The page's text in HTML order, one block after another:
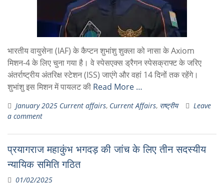
भारतीय वायुसेना (IAF) के कैप्टन शुभांशु शुक्ला को नासा के Axiom
मिशन-4 के लिए चुना गया है। वे स्पेसएक्स ड्रैगन स्पेसक्राफ्ट के जरिए
अंतर्राष्ट्रीय अंतरिक्ष स्टेशन (ISS) जाएंगे और वहां 14 दिनों तक रहेंगे।
शुभांशु इस मिशन में पायलट की Read More …
January 2025 Current affairs, Current Affairs, राष्ट्रीय
Leave
a comment
प्रयागराज महाकुंभ भगदड़ की जांच के लिए तीन सदस्यीय
न्यायिक समिति गठित
01/02/2025